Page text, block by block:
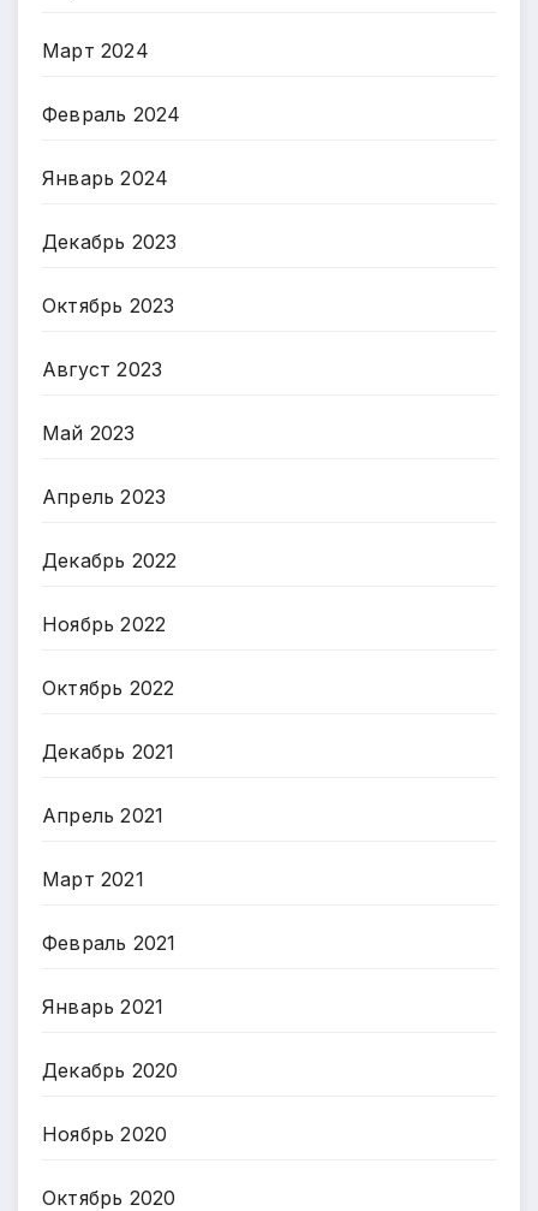
Март 2024
Февраль 2024
Январь 2024
Декабрь 2023
Октябрь 2023
Август 2023
Май 2023
Апрель 2023
Декабрь 2022
Ноябрь 2022
Октябрь 2022
Декабрь 2021
Апрель 2021
Март 2021
Февраль 2021
Январь 2021
Декабрь 2020
Ноябрь 2020
Октябрь 2020